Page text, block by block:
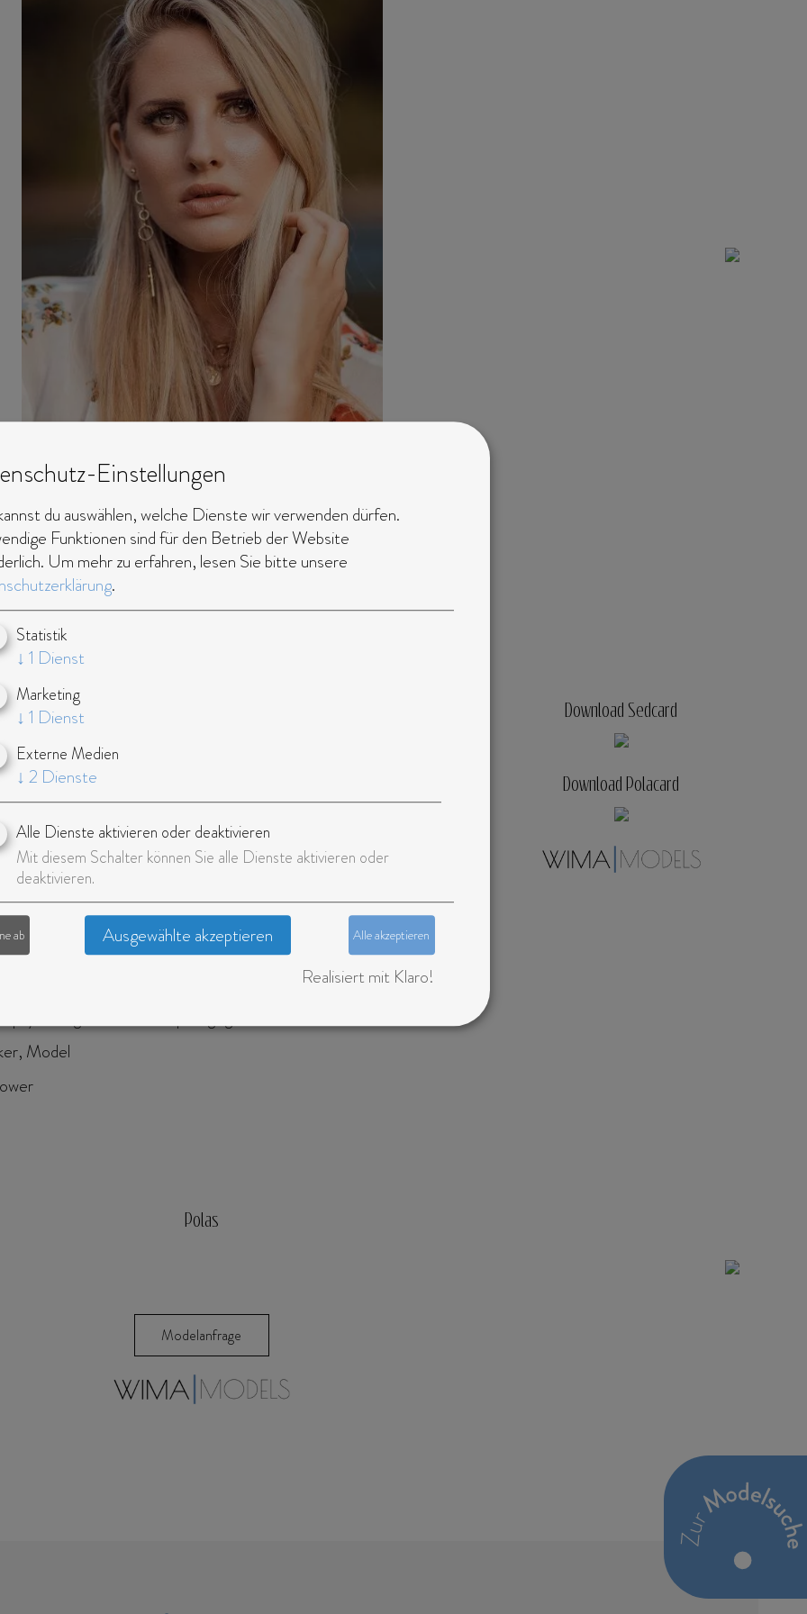
spanisch
und Medizinpädagogik
Model
Download Sedcard
Download Polacard
Polas
Modelanfrage
Einstellungen
du auswählen, welche Dienste wir verwenden dürfen.
Funktionen sind für den Betrieb der Website
Um mehr zu erfahren, lesen Sie bitte unsere
.
Statistik
↓ 1 Dienst
Marketing
↓ 1 Dienst
Externe Medien
↓ 2 Dienste
Alle Dienste aktivieren oder deaktivieren
Mit diesem Schalter können Sie alle Dienste aktivieren oder
deaktivieren.
ab Ausgewählte akzeptieren Alle akzeptieren
Realisiert mit Klaro!